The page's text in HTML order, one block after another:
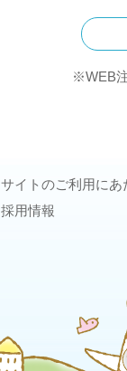
※WEB
サイトのご利用にあ
採用情報